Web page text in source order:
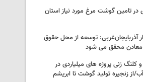
در تامین گوشت مرغ مورد نیاز استان
آذربایجان‌غربی: توسعه از محل حقوق
معادن محقق می شود
و کلنگ زنی پروژه های میلیاردی در
از زنجیره تولید گوشت تا ابریشم